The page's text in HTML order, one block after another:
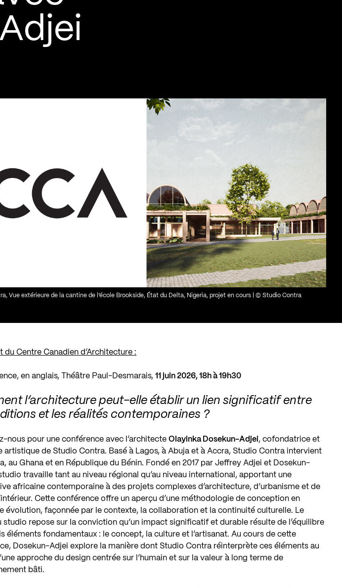
Vue extérieure de la cantine de l’école Brookside, État du Delta, Nigeria, projet en cours | © Studio Contra
du Centre Canadien d’Architecture :
en anglais, Théâtre Paul-Desmarais,11 juin 2026, 18h à 19h30
l’architecture peut-elle établir un lien significatif entre
et les réalités contemporaines ?
nous pour une conférence avec l’architecteOlayinka Dosekun-Adjei, cofondatrice et
artistique de Studio Contra. Basé à Lagos, à Abuja et à Accra, Studio Contra intervient
au Ghana et en République du Bénin. Fondé en 2017 par Jeffrey Adjei et Dosekun-
travaille tant au niveau régional qu’au niveau international, apportant une
africaine contemporaine à des projets complexes d’architecture, d’urbanisme et de
Cette conférence offre un aperçu d’une méthodologie de conception en
évolution, façonnée par le contexte, la collaboration et la continuité culturelle. Le
studio repose sur la conviction qu’un impact significatif et durable résulte de l’équilibre
éléments fondamentaux : le concept, la culture et l’artisanat. Au cours de cette
Dosekun-Adjei explore la manière dont Studio Contra réinterprète ces éléments au
approche du design centrée sur l’humain et sur la valeur à long terme de
bâti.